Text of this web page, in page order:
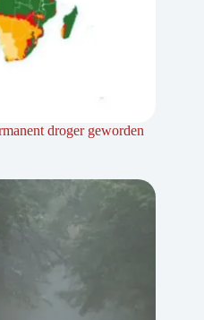
droger geworden